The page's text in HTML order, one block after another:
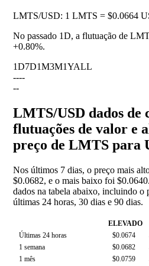
LMTS/USD: 1 LMTS = $0.0664
No passado 1D, a flutuação de
+0.80%.
1D7D1M3M1YALL
----
--
LMTS/USD dados de
flutuações de valor e
preço de LMTS para
Nos últimos 7 dias, o preço mais
$0.0682, e o mais baixo foi
dados na tabela abaixo, incluindo
últimas 24 horas, 30 dias e 90 dias.
ELEVADO
Últimas 24 horas
$0.0674
1 semana
$0.0682
1 mês
$0.0759